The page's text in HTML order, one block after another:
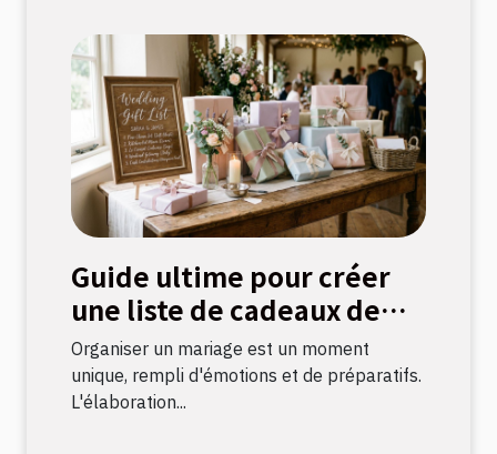
Guide ultime pour créer
une liste de cadeaux de
mariage parfaite
Organiser un mariage est un moment
unique, rempli d'émotions et de préparatifs.
L'élaboration...